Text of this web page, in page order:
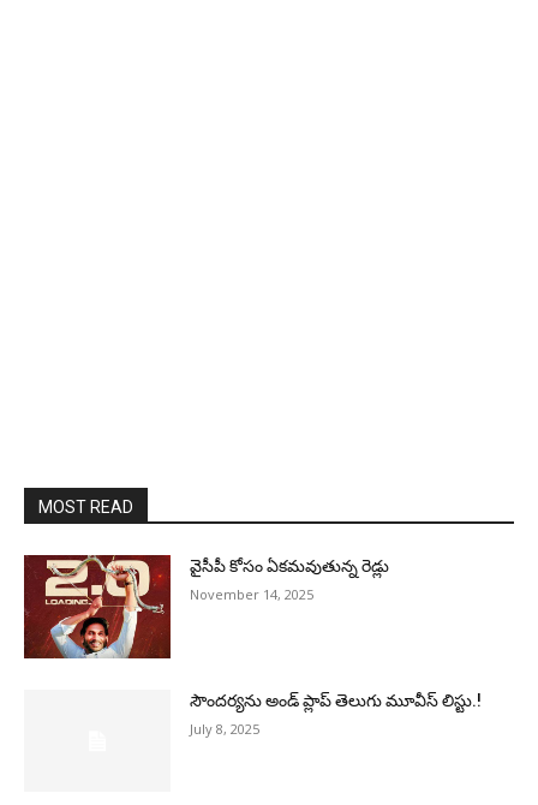
MOST READ
వైసీపీ కోసం ఏక‌మ‌వుతున్న రెడ్లు
November 14, 2025
సౌందర్యను అండ్‌ ప్లాప్‌ తెలుగు మూవీస్‌ లిస్టు.!
July 8, 2025